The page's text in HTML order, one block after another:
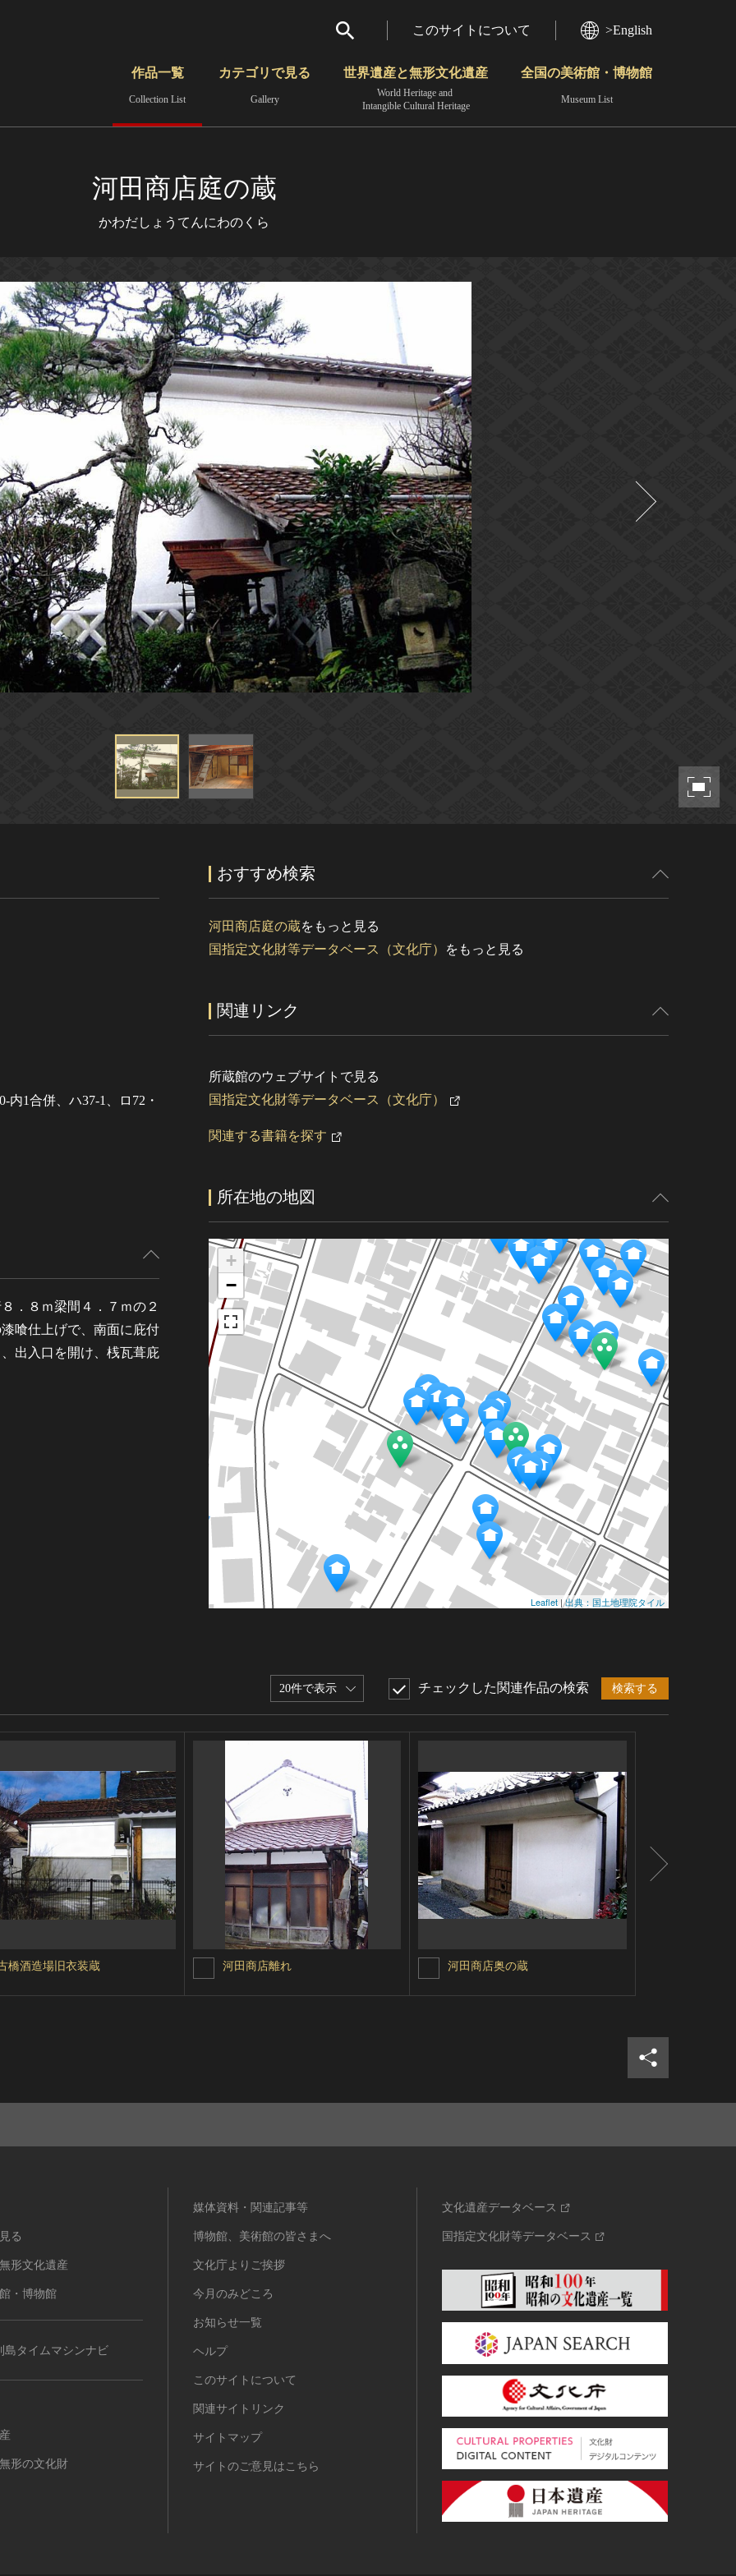
さらに詳細検索
このサイトについて >English
作品一覧
Collection List
カテゴリで見る
Gallery
世界遺産と無形文化遺産
World Heritage and
Intangible Cultural Heritage
全国の美術館・博物館
Museum List
河田商店庭の蔵
かわだしょうてんにわのくら
内1合併、ハ37-1、ロ72・
．８ｍ梁間４．７ｍの２
喰仕上げで、南面に庇付
出入口を開け、桟瓦葺庇
おすすめ検索
河田商店庭の蔵をもっと見る
国指定文化財等データベース（文化庁）
をもっと見る
関連リンク
所蔵館のウェブサイトで見る
国指定文化財等データベース（文化庁）
関連する書籍を探す
所在地の地図
+
−
Leaflet |出典：国土地理院タイル
20件で表示 チェックした関連作品の検索 検索する
橋酒造場旧衣装蔵 河田商店離れ 河田商店奥の蔵
る
形文化遺産
・博物館
島タイムマシンナビ
形の文化財
媒体資料・関連記事等
博物館、美術館の皆さまへ
文化庁よりご挨拶
今月のみどころ
お知らせ一覧
ヘルプ
このサイトについて
関連サイトリンク
サイトマップ
サイトのご意見はこちら
文化遺産データベース
国指定文化財等データベース